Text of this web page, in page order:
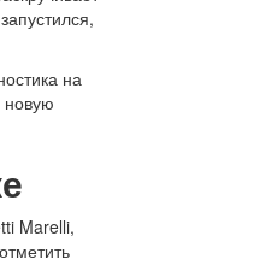
на
новую
Marelli,